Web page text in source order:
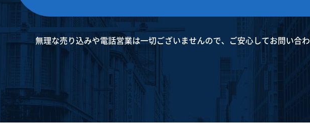
無理な売り込みや電話営業は一切ございませんので、 ご安心してお問い合